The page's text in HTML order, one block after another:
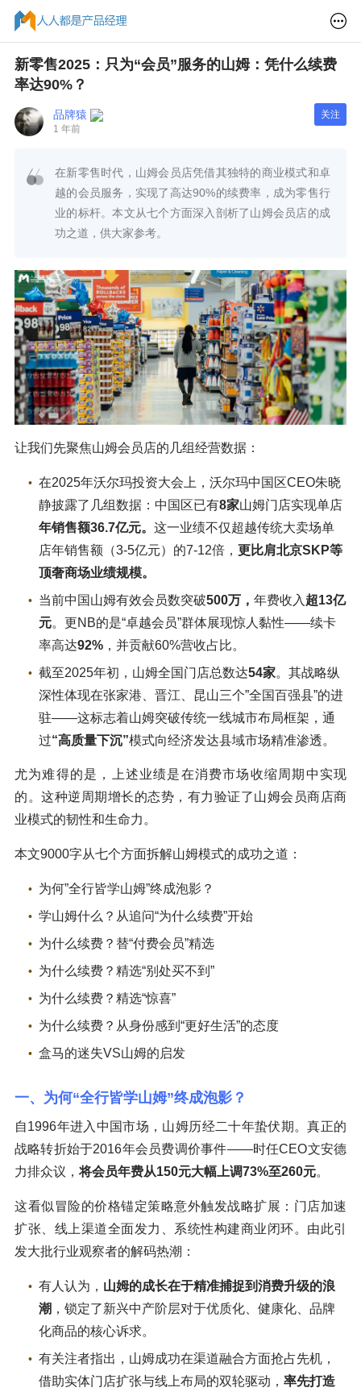
新零售2025：只为“会员”服务的山姆：凭什么续费
率达90%？
品牌猿
1 年前
关注
在新零售时代，山姆会员店凭借其独特的商业模式和卓
越的会员服务，实现了高达90%的续费率，成为零售行
业的标杆。本文从七个方面深入剖析了山姆会员店的成
功之道，供大家参考。
让我们先聚焦山姆会员店的几组经营数据：
在2025年沃尔玛投资大会上，沃尔玛中国区CEO朱晓
静披露了几组数据：中国区已有8家山姆门店实现单店
年销售额36.7亿元。 这一业绩不仅超越传统大卖场单
店年销售额（3-5亿元）的7-12倍， 更比肩北京SKP等
顶奢商场业绩规模。
当前中国山姆有效会员数突破500万， 年费收入 超13亿
元。更NB的是“卓越会员”群体展现惊人黏性——续卡
率高达92% ，并贡献60%营收占比。
截至2025年初，山姆全国门店总数达54家。其战略纵
深性体现在张家港、晋江、昆山三个”全国百强县”的进
驻——这标志着山姆突破传统一线城市布局框架，通
过“高质量下沉”模式向经济发达县域市场精准渗透。
尤为难得的是，上述业绩是在消费市场收缩周期中实现
的。这种逆周期增长的态势，有力验证了山姆会员商店商
业模式的韧性和生命力。
本文9000字从七个方面拆解山姆模式的成功之道：
为何”全行皆学山姆”终成泡影？
学山姆什么？从追问“为什么续费”开始
为什么续费？替“付费会员”精选
为什么续费？精选“别处买不到”
为什么续费？精选“惊喜”
为什么续费？从身份感到“更好生活”的态度
盒马的迷失VS山姆的启发
一、为何“全行皆学山姆”终成泡影？
自1996年进入中国市场，山姆历经二十年蛰伏期。真正的
战略转折始于2016年会员费调价事件——时任CEO文安德
力排众议，将会员年费从150元大幅上调73%至260元。
这看似冒险的价格锚定策略意外触发战略扩展：门店加速
扩张、线上渠道全面发力、系统性构建商业闭环。由此引
发大批行业观察者的解码热潮：
有人认为， 山姆的成长在于精准捕捉到消费升级的浪
潮 ，锁定了新兴中产阶层对于优质化、健康化、品牌
化商品的核心诉求。
有关注者指出，山姆成功在渠道融合方面抢占先机，
借助实体门店扩张与线上布局的双轮驱动， 率先打造